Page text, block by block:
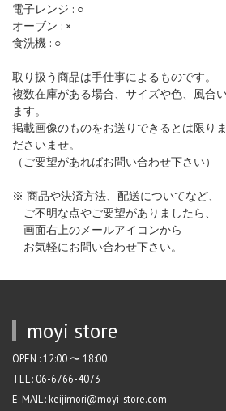
電子レンジ : ○
オーブン : ×
食洗機 : ○
取り扱う商品は手仕事によるものです。
複数在庫がある場合、サイズや色、風合
ます。
掲載画像のものをお送りできるとは限り
ださいませ。
（ご要望があればお問い合わせ下さい）
※ 商品や決済方法、配送についてなど、
ご不明な点やご要望がありましたら、
画面右上のメールアイコンから
お気軽にお問い合わせ下さい。
moyi store
OPEN : 12:00 〜 18:00
TEL : 06-6766-4073
E-MAIL : keijimori@moyi-store.com